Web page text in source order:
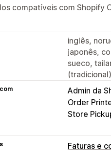
compatíveis com Shopify
inglês,
japonês,
sueco,
Admin da
Order
Store
Faturas e